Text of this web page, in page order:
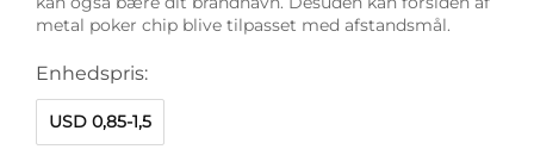
metal poker chip blive tilpasset med afstandsmål.
Enhedspris:
USD 0,85-1,5